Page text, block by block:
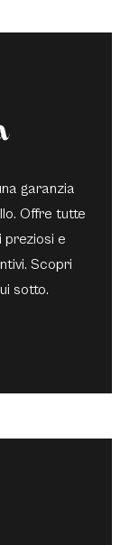
garanzia
Offre tutte
preziosi e
Scopri
sotto.